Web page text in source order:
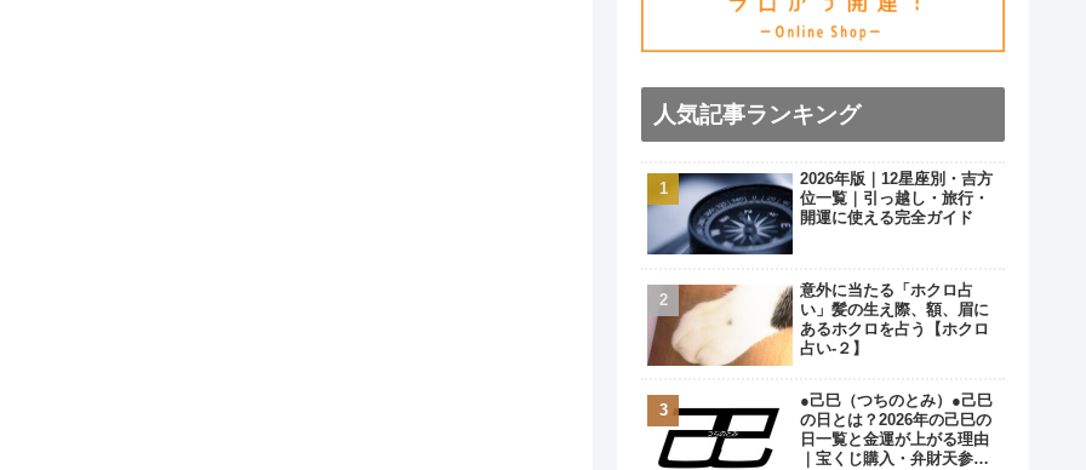
人気記事ランキング
2026年版｜12星座別・吉方
位一覧｜引っ越し・旅行・
開運に使える完全ガイド
意外に当たる「ホクロ占
い」髪の生え際、額、眉に
あるホクロを占う【ホクロ
占い‐２】
●己巳（つちのとみ）●己巳
の日とは？2026年の己巳の
日一覧と金運が上がる理由
｜宝くじ購入・弁財天参拝